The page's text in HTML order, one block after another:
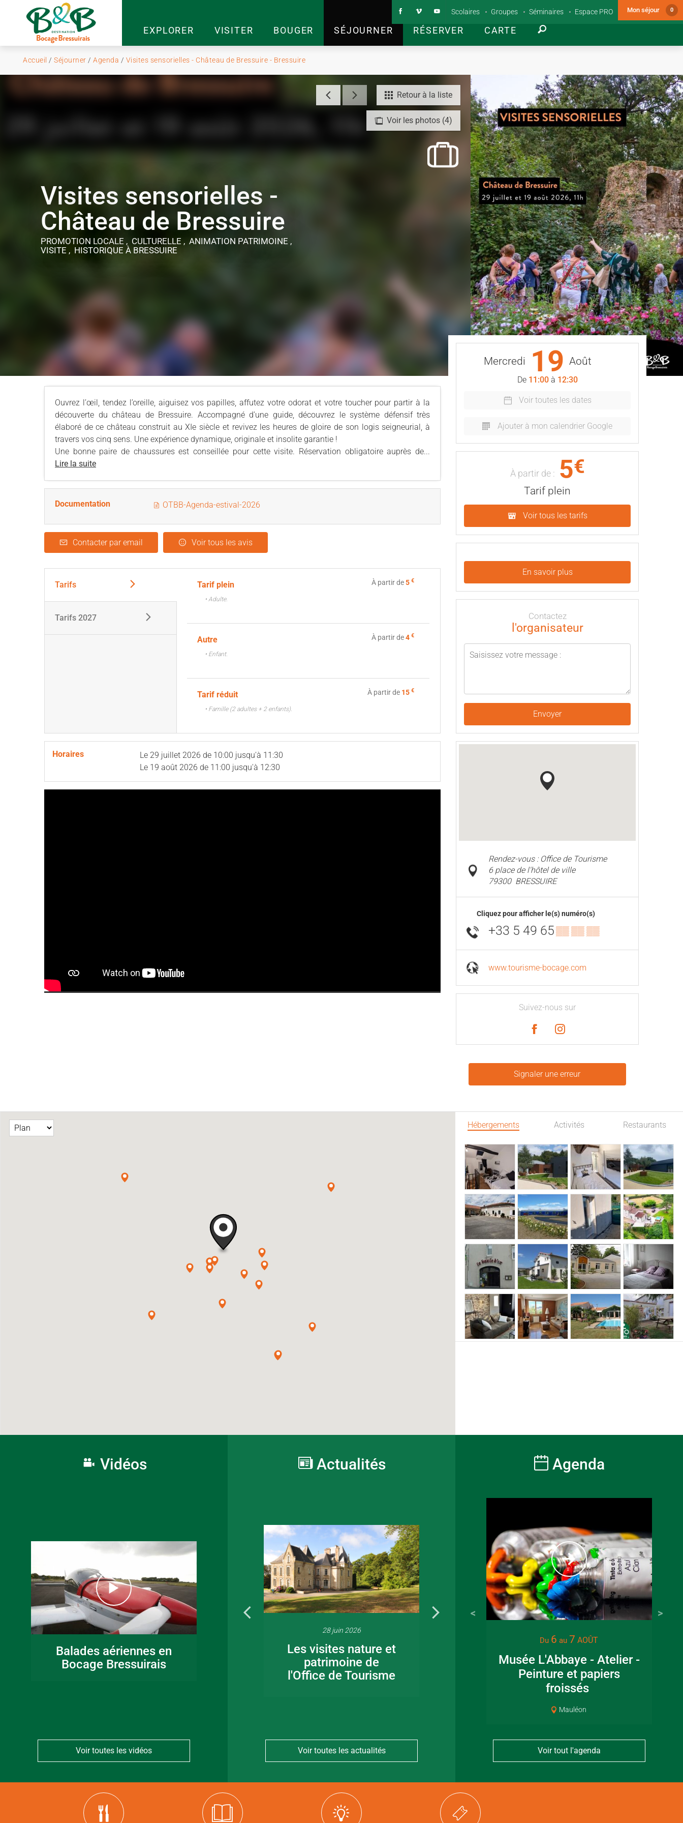
EXPLORER VISITER BOUGER SÉJOURNER RÉSERVER CARTE
Scolaires Groupes Séminaires Espace PRO Mon séjour 0
Accueil / Séjourner / Agenda / Visites sensorielles - Château de Bressuire - Bressuire
Retour à la liste
Voir les photos (4)
Visites sensorielles -
Château de Bressuire
PROMOTION LOCALE , CULTURELLE , ANIMATION PATRIMOINE ,
VISITE , HISTORIQUE À BRESSUIRE
Ouvrez l’œil, tendez l’oreille, aiguisez vos papilles, affutez votre odorat et votre toucher pour partir à la
découverte du château de Bressuire. Accompagné d’une guide, découvrez le système défensif très
élaboré de ce château construit au XIe siècle et revivez les heures de gloire de son logis seigneurial, à
travers vos cinq sens. Une expérience dynamique, originale et insolite garantie !
Une bonne paire de chaussures est conseillée pour cette visite. Réservation obligatoire auprès de...
Lire la suite
Documentation OTBB-Agenda-estival-2026
Contacter par email Voir tous les avis
Tarifs
Tarifs 2027
Tarif plein À partir de5 €
• Adulte.
Autre À partir de4 €
• Enfant.
Tarif réduit À partir de 15 €
• Famille (2 adultes + 2 enfants).
Horaires Le 29 juillet 2026 de 10:00 jusqu'à 11:30
Le 19 août 2026 de 11:00 jusqu'à 12:30
Mercredi 19 Août
De 11:00 à 12:30
Voir toutes les dates
Ajouter à mon calendrier Google
À partir de : 5€
Tarif plein
Voir tous les tarifs
En savoir plus
Contactez
l'organisateur
Envoyer
Rendez-vous : Office de Tourisme
6 place de l'hôtel de ville
79300 BRESSUIRE
Cliquez pour afficher le(s) numéro(s)
+33 5 49 65▒▒ ▒▒ ▒▒
www.tourisme-bocage.com
Suivez-nous sur
Signaler une erreur
Hébergements Activités Restaurants
Vidéos
Balades aériennes en
Bocage Bressuirais
Voir toutes les vidéos
Actualités
16 juin 2026
Fête de la musique
en Bocage
28 juin 2026
Les visites nature et
patrimoine de
l'Office de Tourisme
canoë en Bocage
Bressuirais
Voir toutes les actualités
Agenda
Du 6 au 7 AOÛT
Musée L'Abbaye - Atelier -
Peinture et papiers
froissés
Mauléon
Voir tout l'agenda